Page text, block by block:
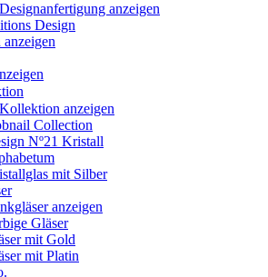
anzeigen
Design
anzeigen
Collection
Nº21 Kristall
mit Silber
anzeigen
Gläser
mit Gold
mit Platin